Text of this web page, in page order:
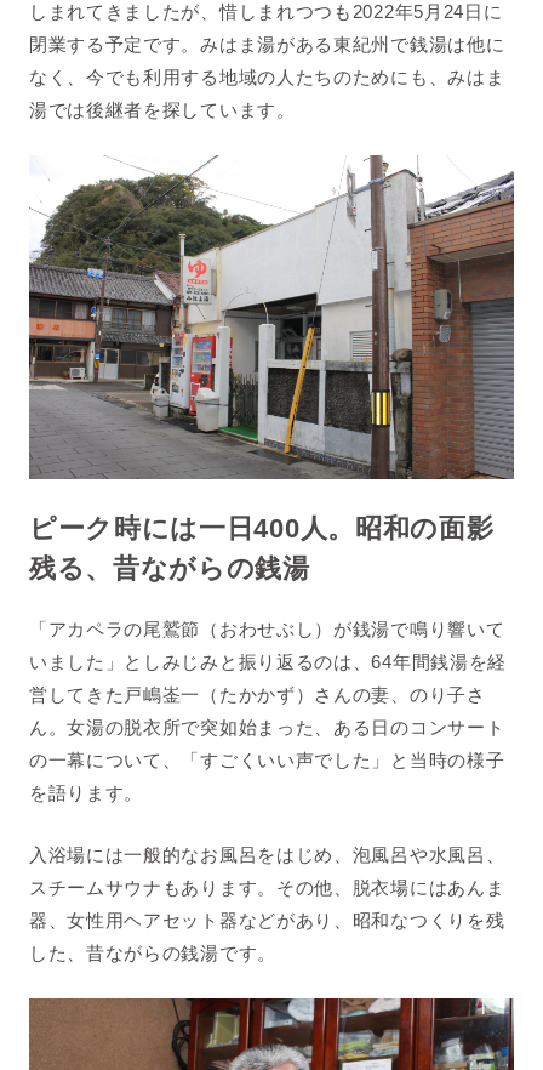
しまれてきましたが、惜しまれつつも2022年5月24日に
閉業する予定です。みはま湯がある東紀州で銭湯は他に
なく、今でも利用する地域の人たちのためにも、みはま
湯では後継者を探しています。
ピーク時には一日400人。昭和の面影
残る、昔ながらの銭湯
「アカペラの尾鷲節（おわせぶし）が銭湯で鳴り響いて
いました」としみじみと振り返るのは、64年間銭湯を経
営してきた戸嶋崟一（たかかず）さんの妻、のり子さ
ん。女湯の脱衣所で突如始まった、ある日のコンサート
の一幕について、「すごくいい声でした」と当時の様子
を語ります。
入浴場には一般的なお風呂をはじめ、泡風呂や水風呂、
スチームサウナもあります。その他、脱衣場にはあんま
器、女性用ヘアセット器などがあり、昭和なつくりを残
した、昔ながらの銭湯です。